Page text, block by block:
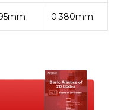
0.380mm